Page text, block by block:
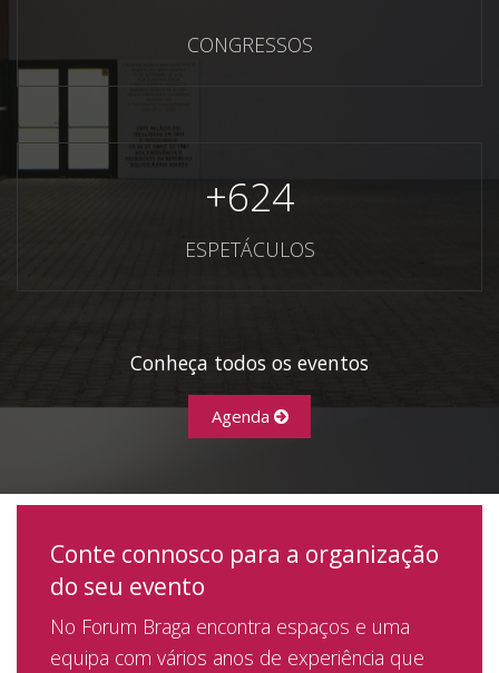
CONGRESSOS
+624
ESPETÁCULOS
Conheça todos os eventos
Agenda
Conte connosco para a organização
do seu evento
No Forum Braga encontra espaços e uma
equipa com vários anos de experiência que